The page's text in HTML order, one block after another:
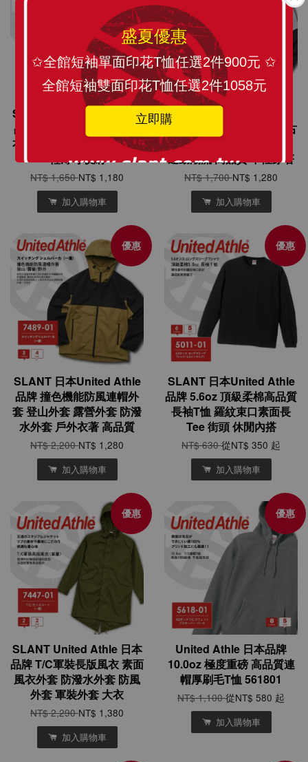
盛夏優惠
✩全館短袖單面印花T恤任選2件900元 ✩
全館短袖雙面印花T恤任選2件1058元
立即購
SLANT United Athle 日本
品牌 運動外衣 連帽防風外
衣 休閒外套 單車外衣 尼龍
輕薄可收納
NT$ 1,650NT$ 1,180
加入購物車
SLANT 日本品牌 United
Athle 棉花狀尼龍 經典復古
立領運動外套 夾克有內裏
運動潮流 高品質 中性穿著
NT$ 1,700NT$ 1,280
加入購物車
優惠
SLANT 日本United Athle
品牌 撞色機能防風連帽外
套 登山外套 露營外套 防潑
水外套 戶外衣著 高品質
NT$ 2,200NT$ 1,280
加入購物車
優惠
SLANT 日本United Athle
品牌 5.6oz 頂級柔棉高品質
長袖T恤 羅紋束口素面長
Tee 街頭 休閒內搭
NT$ 630從NT$ 350 起
加入購物車
優惠
SLANT United Athle 日本
品牌 T/C軍裝長版風衣 素面
風衣外套 防潑水外套 防風
外套 軍裝外套 大衣
NT$ 2,290NT$ 1,380
加入購物車
優惠
United Athle 日本品牌
10.0oz 極度重磅 高品質連
帽厚刷毛T恤 561801
NT$ 1,100從NT$ 580 起
加入購物車